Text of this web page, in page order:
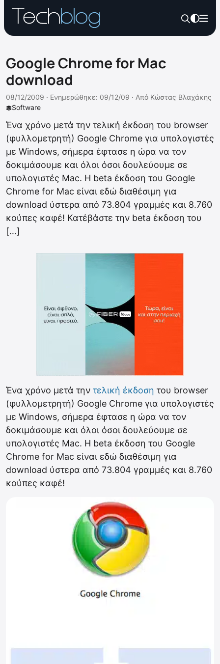
Google Chrome for Mac
download
Software
08/12/2009 · Ενημερώθηκε: 09/12/09 · Από Κώστας Βλαχάκης
Ένα χρόνο μετά την τελική έκδοση του browser
(φυλλομετρητή) Google Chrome για υπολογιστές
με Windows, σήμερα έφτασε η ώρα να τον
δοκιμάσουμε και όλοι όσοι δουλεύουμε σε
υπολογιστές Mac. Η beta έκδοση του Google
Chrome for Mac είναι εδώ διαθέσιμη για
download ύστερα από 73.804 γραμμές και 8.760
κούπες καφέ! Κατέβάστε την beta έκδοση του
[…]
Ένα χρόνο μετά την τελική έκδοση του browser
(φυλλομετρητή) Google Chrome για υπολογιστές
με Windows, σήμερα έφτασε η ώρα να τον
δοκιμάσουμε και όλοι όσοι δουλεύουμε σε
υπολογιστές Mac. Η beta έκδοση του Google
Chrome for Mac είναι εδώ διαθέσιμη για
download ύστερα από 73.804 γραμμές και 8.760
κούπες καφέ!